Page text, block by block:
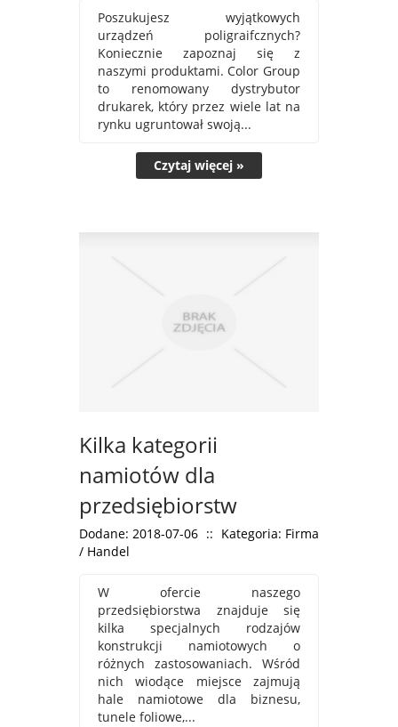
Poszukujesz wyjątkowych
urządzeń poligraifcznych?
Koniecznie zapoznaj się z
naszymi produktami. Color Group
to renomowany dystrybutor
drukarek, który przez wiele lat na
rynku ugruntował swoją...
Czytaj więcej »
Kilka kategorii
namiotów dla
przedsiębiorstw
Dodane: 2018-07-06 :: Kategoria: Firma
/ Handel
W ofercie naszego
przedsiębiorstwa znajduje się
kilka specjalnych rodzajów
konstrukcji namiotowych o
różnych zastosowaniach. Wśród
nich wiodące miejsce zajmują
hale namiotowe dla biznesu,
tunele foliowe,...